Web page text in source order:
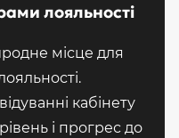
лояльності
місце для
кабінету
і прогрес до